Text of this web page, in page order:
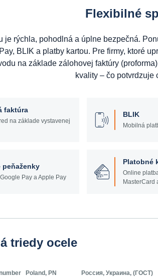
Flexibilné
je rýchla, pohodlná a úplne bezpečná.
BLIK a platby kartou. Pre firmy, ktoré
na základe zálohovej faktúry
kvality – čo potvrdzuje
faktúra
na základe vystavenej
BLIK
Mobilná
peňaženky
Pay a Apple Pay
Platobné
Online
MasterCard
triedy ocele
Poland, PN Россия, Украина, (ГОСТ)